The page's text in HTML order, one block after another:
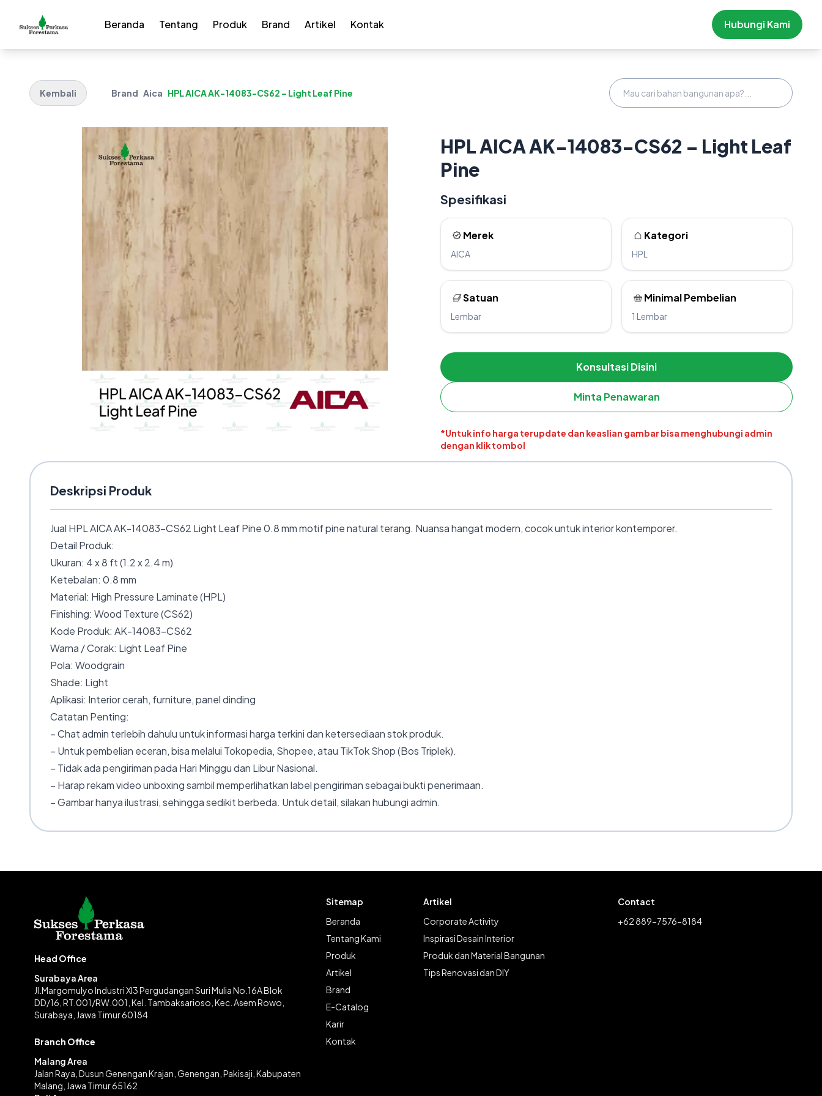
Beranda Tentang Produk Brand Artikel Kontak Hubungi Kami
Kembali Brand Aica HPL AICA AK-14083-CS62 – Light Leaf Pine
HPL AICA AK-14083-CS62 – Light Leaf
Pine
Spesifikasi
Merek
AICA
Kategori
HPL
Satuan
Lembar
Minimal Pembelian
1 Lembar
Konsultasi Disini
Minta Penawaran
*Untuk info harga terupdate dan keaslian gambar bisa menghubungi admin
dengan klik tombol
Deskripsi Produk
Jual HPL AICA AK-14083-CS62 Light Leaf Pine 0.8 mm motif pine natural terang. Nuansa hangat modern, cocok untuk interior kontemporer.
Detail Produk:
Ukuran: 4 x 8 ft (1.2 x 2.4 m)
Ketebalan: 0.8 mm
Material: High Pressure Laminate (HPL)
Finishing: Wood Texture (CS62)
Kode Produk: AK-14083-CS62
Warna / Corak: Light Leaf Pine
Pola: Woodgrain
Shade: Light
Aplikasi: Interior cerah, furniture, panel dinding
Catatan Penting:
– Chat admin terlebih dahulu untuk informasi harga terkini dan ketersediaan stok produk.
– Untuk pembelian eceran, bisa melalui Tokopedia, Shopee, atau TikTok Shop (Bos Triplek).
– Tidak ada pengiriman pada Hari Minggu dan Libur Nasional.
– Harap rekam video unboxing sambil memperlihatkan label pengiriman sebagai bukti penerimaan.
– Gambar hanya ilustrasi, sehingga sedikit berbeda. Untuk detail, silakan hubungi admin.
Head Office
Surabaya Area
Jl.Margomulyo Industri XI3 Pergudangan Suri Mulia No.16A Blok
DD/16, RT.001/RW.001, Kel. Tambaksarioso, Kec. Asem Rowo,
Surabaya, Jawa Timur 60184
Branch Office
Malang Area
Jalan Raya, Dusun Genengan Krajan, Genengan, Pakisaji, Kabupaten
Malang, Jawa Timur 65162
Sitemap
Beranda
Tentang Kami
Produk
Artikel
Brand
E-Catalog
Karir
Kontak
Artikel
Corporate Activity
Inspirasi Desain Interior
Produk dan Material Bangunan
Tips Renovasi dan DIY
Contact
+62 889-7576-8184